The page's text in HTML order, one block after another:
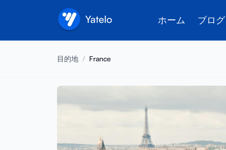
ホーム ブログ
目的地 / France